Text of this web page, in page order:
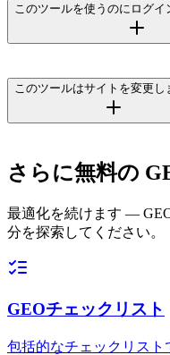
このツールを使うのにログイ
このツールはサイトを変更し
さらに無料の
最適化を続けます —
分を探索してください。
GEOチェックリスト
包括的なチェックリスト